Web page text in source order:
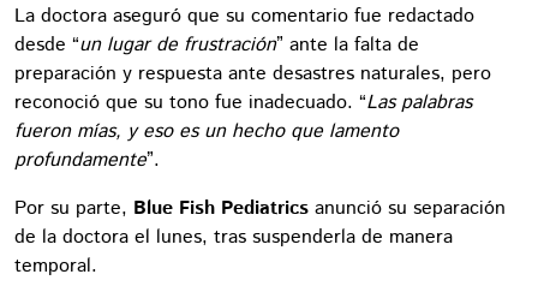
La doctora aseguró que su comentario fue redactado
desde “un lugar de frustración” ante la falta de
preparación y respuesta ante desastres naturales, pero
reconoció que su tono fue inadecuado. “Las palabras
fueron mías, y eso es un hecho que lamento
profundamente”.
Por su parte, Blue Fish Pediatrics anunció su separación
de la doctora el lunes, tras suspenderla de manera
temporal.